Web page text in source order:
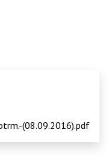
(08.09.2016).pdf